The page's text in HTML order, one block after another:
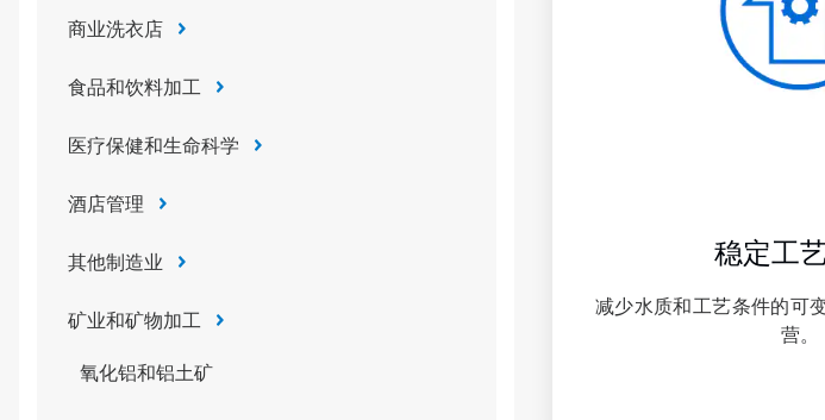
商业洗衣店
食品和饮料加工
医疗保健和生命科学
酒店管理
其他制造业
矿业和矿物加工
氧化铝和铝土矿
4
稳定工
减少水质和工艺条件的可
营。